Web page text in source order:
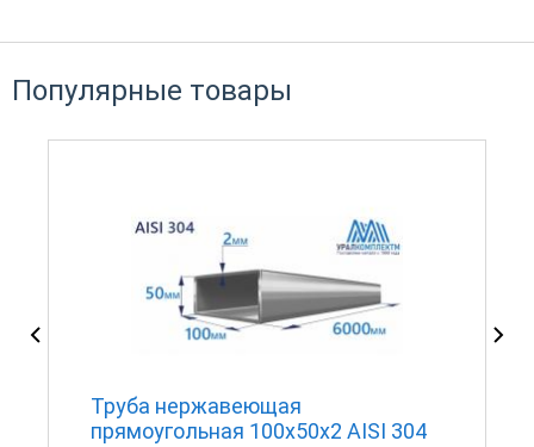
Популярные товары
Труба нержавеющая
прямоугольная 100х50х2 AISI 304